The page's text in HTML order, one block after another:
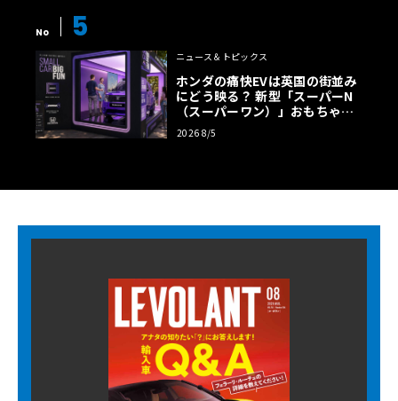
No 5
ニュース＆トピックス
ホンダの痛快EVは英国の街並み
にどう映る？ 新型「スーパーN
（スーパーワン）」おもちゃ箱
ツアーの全貌
2026 8/5